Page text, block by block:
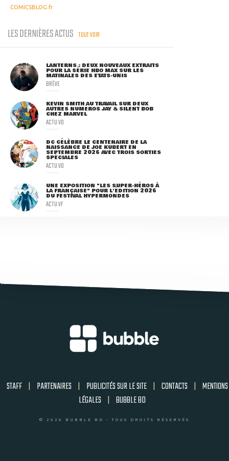
COMICSBLOG.fr
LES DERNIÈRES ACTUS TOUT VOIR
LANTERNS : DEUX NOUVEAUX EXTRAITS
POUR LA SÉRIE HBO MAX SUR LES
MATINALES DES ETATS-UNIS
BRÈVE
KEVIN SMITH AU TRAVAIL SUR DEUX
AUTRES NUMÉROS JAY & SILENT BOB
CHEZ MARVEL
ACTU VO
DC CÉLÈBRE LE CENTENAIRE DE LA
NAISSANCE DE JOE KUBERT EN
SEPTEMBRE 2026 AVEC TROIS SORTIES
SPÉCIALES
ACTU VO
UNE EXPOSITION "LES SUPER-HÉROS À
LA FRANÇAISE" POUR L'ÉDITION 2026
DU FESTIVAL HYPERMONDES
ACTU VF
STAFF | PARTENAIRES | PUBLICITÉS SUR LE SITE | CONTACTS | MENTIONS
LÉGALES | BUBBLE BD
© 2026 BUBBLE BD - TOUS DROITS RÉSERVÉS